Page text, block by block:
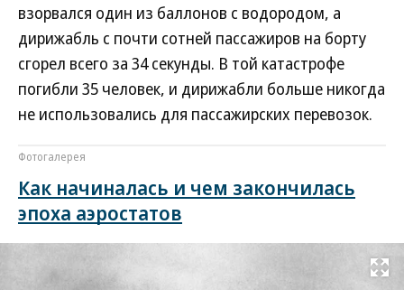
взорвался один из баллонов с водородом, а
дирижабль с почти сотней пассажиров на борту
сгорел всего за 34 секунды. В той катастрофе
погибли 35 человек, и дирижабли больше никогда
не использовались для пассажирских перевозок.
Фотогалерея
Как начиналась и чем закончилась
эпоха аэростатов
Развернуть